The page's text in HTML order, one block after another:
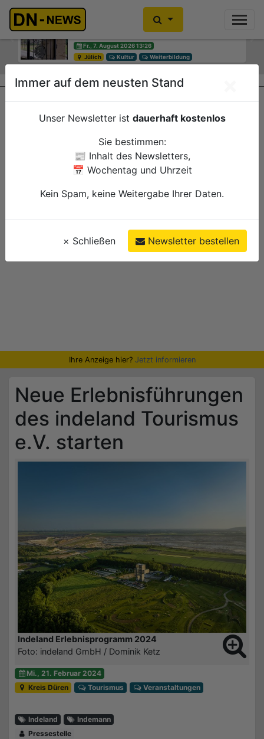
Diskussionen um Villa Buth:
Erinnerungsort oder Abriss?
Fr., 7. August 2026 13:26
Jülich
Kultur Weiterbildung
Einbrecher im Kleiderschrank
gefunden
Fr., 7. August 2026 10:30
Düren
Polizei
Previous
Ihre Anzeige hier? Jetzt informieren
Neue Erlebnisführungen
des indeland Tourismus
e.V. starten
Indeland Erlebnisprogramm 2024
Foto: indeland GmbH / Dominik Ketz
Mi., 21. Februar 2024
Kreis Düren
Tourismus Veranstaltungen
Indeland
Indemann
Pressestelle
Immer auf dem neusten Stand
Unser Newsletter ist dauerhaft kostenlos
Sie bestimmen:
📰 Inhalt des Newsletters,
📅 Wochentag und Uhrzeit
Kein Spam, keine Weitergabe Ihrer Daten.
× Schließen Newsletter bestellen